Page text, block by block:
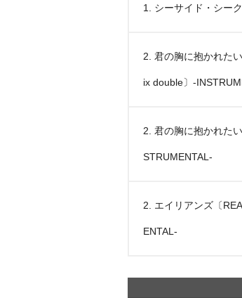
1. シーサイド・シー
2. 君の胸に抱かれた
ix double〕-
2. 君の胸に抱かれた
STRUMENTAL-
2. エイリアンズ〔
ENTAL-